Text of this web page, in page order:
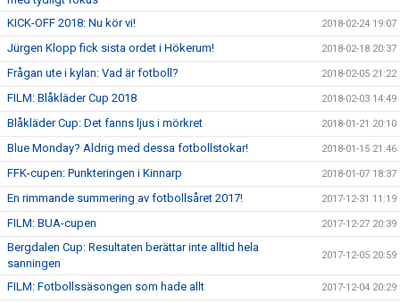
KICK-OFF 2018: Nu kör vi! 2018-02-24 19:07
Jürgen Klopp fick sista ordet i Hökerum! 2018-02-18 20:37
Frågan ute i kylan: Vad är fotboll? 2018-02-05 21:22
FILM: Blåkläder Cup 2018 2018-02-03 14:49
Blåkläder Cup: Det fanns ljus i mörkret 2018-01-21 20:10
Blue Monday? Aldrig med dessa fotbollstokar! 2018-01-15 21:46
FFK-cupen: Punkteringen i Kinnarp 2018-01-07 18:37
En rimmande summering av fotbollsåret 2017! 2017-12-31 11:19
FILM: BUA-cupen 2017-12-27 20:39
Bergdalen Cup: Resultaten berättar inte alltid hela
sanningen
2017-12-05 20:59
FILM: Fotbollssäsongen som hade allt 2017-12-04 20:29